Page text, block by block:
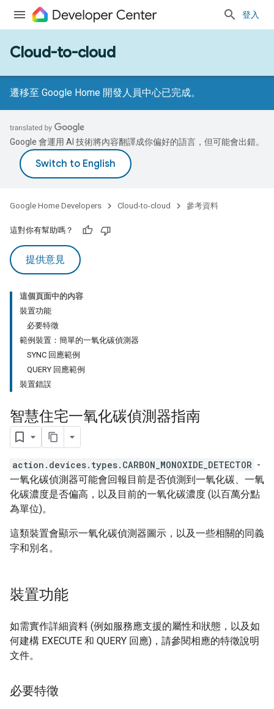
登入
Cloud-to-cloud
遷移至 Google Home 開發人員中心已完成。
Google 會運用 AI 技術將內容翻譯成你偏好的語言，但可能會出錯。
Google Home Developers Cloud-to-cloud 參考資料
這對你有幫助嗎？
提供意見
這個頁面中的內容
裝置功能
必要特徵
範例裝置：簡單的一氧化碳偵測器
SYNC 回應範例
QUERY 回應範例
裝置錯誤
智慧住宅一氧化碳偵測器指南
action.devices.types.CARBON_MONOXIDE_DETECTOR -
一氧化碳偵測器可能會回報目前是否偵測到一氧化碳、一氧
化碳濃度是否偏高，以及目前的一氧化碳濃度 (以百萬分點
為單位)。
這類裝置會顯示一氧化碳偵測器圖示，以及一些相關的同義
字和別名。
裝置功能
如需實作詳細資料 (例如服務應支援的屬性和狀態，以及如
何建構 EXECUTE 和 QUERY 回應)，請參閱相應的特徵說明
文件。
必要特徵